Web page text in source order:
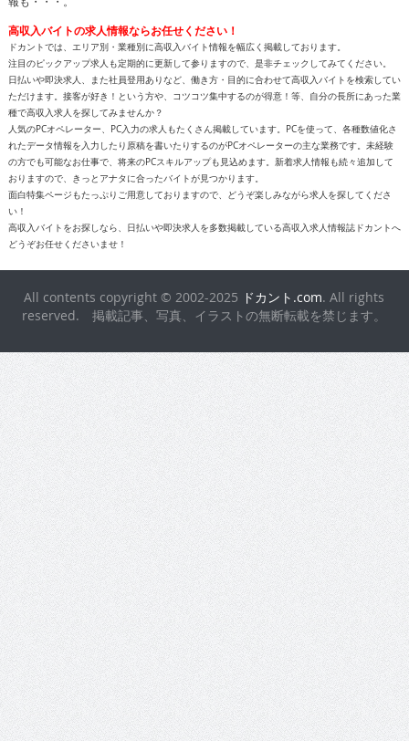
日払いや即決求人、また社員登用ありなど、働き方・目的に合わせて高収入バイトを検索してい
ただけます。接客が好き！という方や、コツコツ集中するのが得意！等、自分の長所にあった業
種で高収入求人を探してみませんか？
人気のPCオペレーター、PC入力の求人もたくさん掲載しています。PCを使って、各種数値化さ
れたデータ情報を入力したり原稿を書いたりするのがPCオペレーターの主な業務です。未経験
の方でも可能なお仕事で、将来のPCスキルアップも見込めます。新着求人情報も続々追加して
おりますので、きっとアナタに合ったバイトが見つかります。
面白特集ページもたっぷりご用意しておりますので、どうぞ楽しみながら求人を探してくださ
い！
高収入バイトをお探しなら、日払いや即決求人を多数掲載している高収入求人情報誌ドカントへ
どうぞお任せくださいませ！
All contents copyright © 2002-2025
reserved. 掲載記事、写真、イラストの無断転載を禁じます。